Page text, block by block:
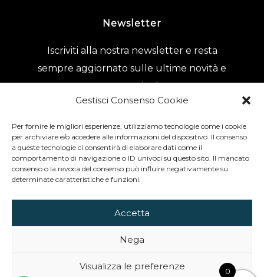
Gestisci Consenso Cookie
Per fornire le migliori esperienze, utilizziamo tecnologie come i cookie
per archiviare e/o accedere alle informazioni del dispositivo. Il consenso
a queste tecnologie ci consentirà di elaborare dati come il
comportamento di navigazione o ID univoci su questo sito. Il mancato
consenso o la revoca del consenso può influire negativamente su
determinate caratteristiche e funzioni.
Accetta
Nega
Visualizza le preferenze
Newsletter
Iscriviti alla nostra newsletter e resta
sempre aggiornato sulle ultime novità e
promozioni.
Acconsento al trattamento dei dati
secondo quanto previsto dalla
normativa sulla Privacy Policy.
Meravigliosa Creatura - Pikok snc- P.IVA 11166320017 | All
0